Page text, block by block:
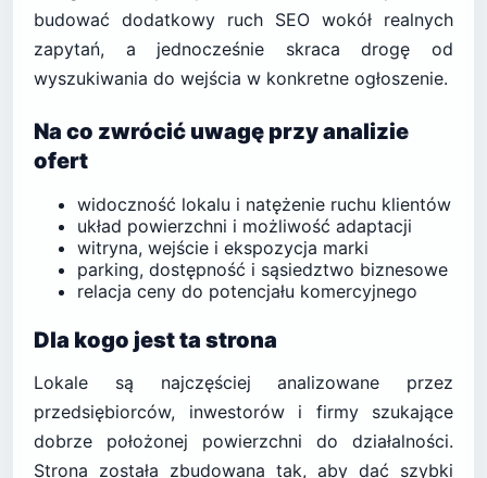
budować dodatkowy ruch SEO wokół realnych
zapytań, a jednocześnie skraca drogę od
wyszukiwania do wejścia w konkretne ogłoszenie.
Na co zwrócić uwagę przy analizie
ofert
widoczność lokalu i natężenie ruchu klientów
układ powierzchni i możliwość adaptacji
witryna, wejście i ekspozycja marki
parking, dostępność i sąsiedztwo biznesowe
relacja ceny do potencjału komercyjnego
Dla kogo jest ta strona
Lokale są najczęściej analizowane przez
przedsiębiorców, inwestorów i firmy szukające
dobrze położonej powierzchni do działalności.
Strona została zbudowana tak, aby dać szybki